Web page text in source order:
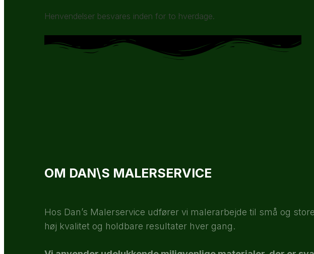
Henvendelser besvares inden for to hverdage.
OM DAN\S MALERSERVICE
Hos Dan’s Malerservice udfører vi malerarbejde til små og
høj kvalitet og holdbare resultater hver gang.